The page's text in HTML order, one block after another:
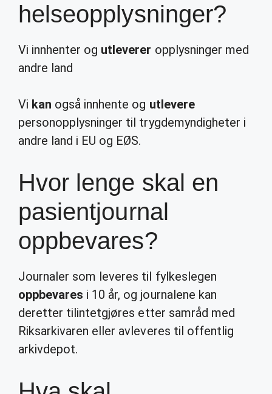
helseopplysninger?
Vi innhenter og utleverer opplysninger med
andre land
Vi kan også innhente og utlevere
personopplysninger til trygdemyndigheter i
andre land i EU og EØS.
Hvor lenge skal en
pasientjournal
oppbevares?
Journaler som leveres til fylkeslegen
oppbevares i 10 år, og journalene kan
deretter tilintetgjøres etter samråd med
Riksarkivaren eller avleveres til offentlig
arkivdepot.